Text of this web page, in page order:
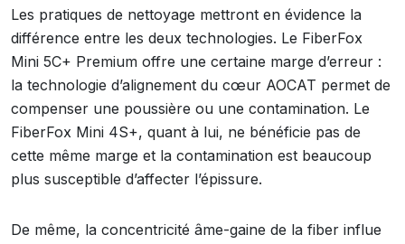
Les pratiques de nettoyage mettront en évidence la
différence entre les deux technologies. Le FiberFox
Mini 5C+ Premium offre une certaine marge d’erreur :
la technologie d’alignement du cœur AOCAT permet de
compenser une poussière ou une contamination. Le
FiberFox Mini 4S+, quant à lui, ne bénéficie pas de
cette même marge et la contamination est beaucoup
plus susceptible d’affecter l’épissure.
De même, la concentricité âme-gaine de la fiber influe